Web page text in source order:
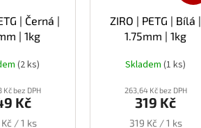
| Černá |
| 1kg
(2 ks)
Kč bez DPH
Kč
/ 1 ks
ZIRO | PETG | Bílá |
1.75mm | 1kg
Skladem(1 ks)
263,64 Kč bez DPH
319 Kč
Měrná
319 Kč / 1 ks